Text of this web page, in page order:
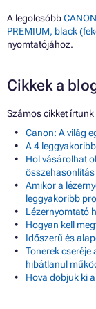
A legolcsóbb
PREMIUM, black
nyomtatójához.
Cikkek a
Számos cikket
Canon: A világ
A 4
Hol vásárolhat
összehasonlítás
Amikor a
leggyakoribb
Lézernyomtató
Hogyan kell
Időszerű és
Tonerek cseréje
hibátlanul
Hova dobjuk ki